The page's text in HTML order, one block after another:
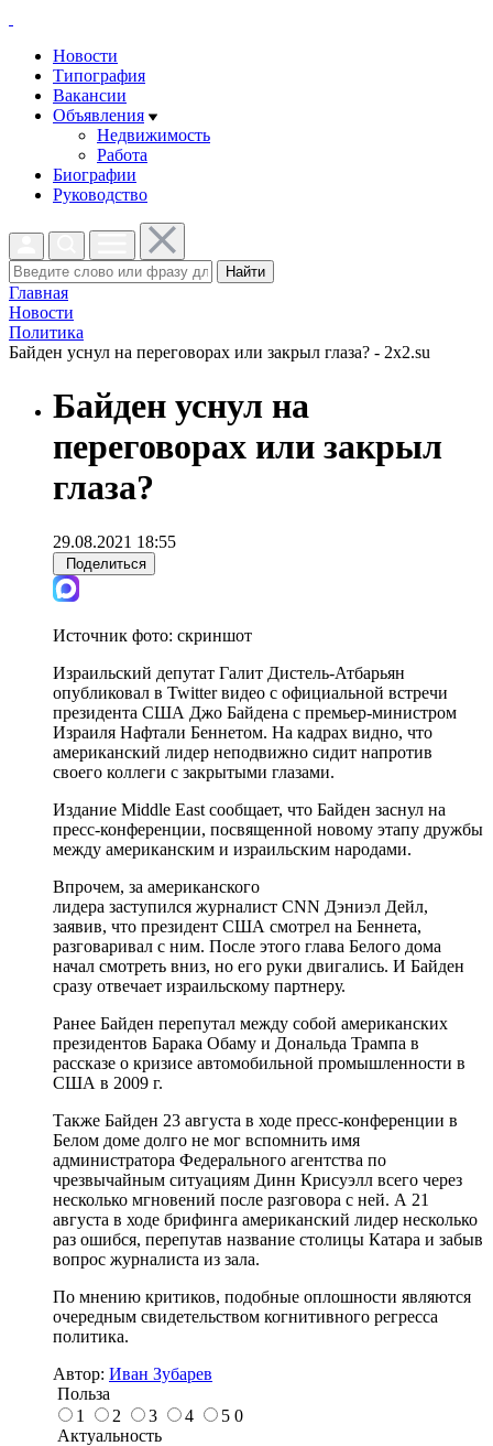
Новости
Типография
Вакансии
Объявления
Недвижимость
Работа
Биографии
Руководство
Найти
Главная
Новости
Политика
Байден уснул на переговорах или закрыл глаза? - 2x2.su
Байден уснул на
переговорах или закрыл
глаза?
29.08.2021 18:55
Поделиться
Источник фото: скриншот
Израильский депутат Галит Дистель-Атбарьян
опубликовал в Twitter видео с официальной встречи
президента США Джо Байдена с премьер-министром
Израиля Нафтали Беннетом. На кадрах видно, что
американский лидер неподвижно сидит напротив
своего коллеги с закрытыми глазами.
Издание Middle East сообщает, что Байден заснул на
пресс-конференции, посвященной новому этапу дружбы
между американским и израильским народами.
Впрочем, за американского
лидера заступился журналист CNN Дэниэл Дейл,
заявив, что президент США смотрел на Беннета,
разговаривал с ним. После этого глава Белого дома
начал смотреть вниз, но его руки двигались. И Байден
сразу отвечает израильскому партнеру.
Ранее Байден перепутал между собой американских
президентов Барака Обаму и Дональда Трампа в
рассказе о кризисе автомобильной промышленности в
США в 2009 г.
Также Байден 23 августа в ходе пресс-конференции в
Белом доме долго не мог вспомнить имя
администратора Федерального агентства по
чрезвычайным ситуациям Динн Крисуэлл всего через
несколько мгновений после разговора с ней. А 21
августа в ходе брифинга американский лидер несколько
раз ошибся, перепутав название столицы Катара и забыв
вопрос журналиста из зала.
По мнению критиков, подобные оплошности являются
очередным свидетельством когнитивного регресса
политика.
Автор: Иван Зубарев
Польза
1
2 3 4 5 0
Актуальность